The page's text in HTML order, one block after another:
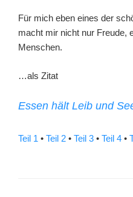
Für mich eben eines der
macht mir nicht nur Freude,
Menschen.
…als Zitat
Essen hält Leib und
Teil 1 • Teil 2 • Teil 3 • Teil 4 •